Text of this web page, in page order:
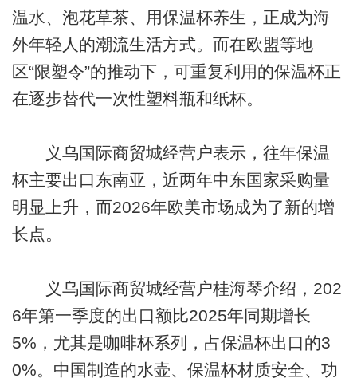
温水、泡花草茶、用保温杯养生，正成为海
外年轻人的潮流生活方式。而在欧盟等地
区“限塑令”的推动下，可重复利用的保温杯正
在逐步替代一次性塑料瓶和纸杯。
义乌国际商贸城经营户表示，往年保温
杯主要出口东南亚，近两年中东国家采购量
明显上升，而2026年欧美市场成为了新的增
长点。
义乌国际商贸城经营户桂海琴介绍，202
6年第一季度的出口额比2025年同期增长
5%，尤其是咖啡杯系列，占保温杯出口的3
0%。中国制造的水壶、保温杯材质安全、功